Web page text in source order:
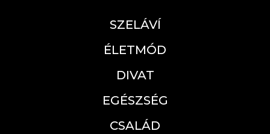
SZELÁVÍ
ÉLETMÓD
DIVAT
EGÉSZSÉG
CSALÁD